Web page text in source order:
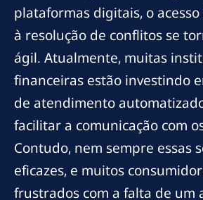
plataformas digitais, o
à resolução de conflitos se
ágil. Atualmente, muitas
financeiras estão investindo
de atendimento
facilitar a comunicação com
Contudo, nem sempre essas
eficazes, e muitos
frustrados com a falta de um